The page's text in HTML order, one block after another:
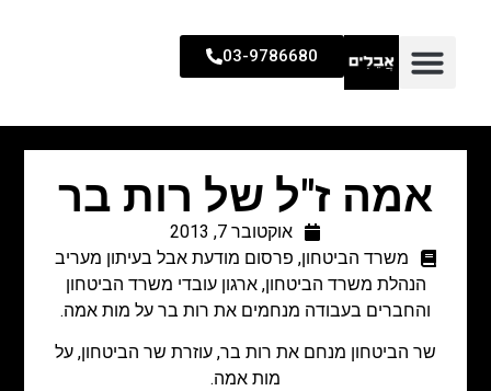
03-9786680
אמה ז"ל של רות בר
אוקטובר 7, 2013
משרד הביטחון, פרסום מודעת אבל בעיתון מעריב
הנהלת משרד הביטחון, ארגון עובדי משרד הביטחון
והחברים בעבודה מנחמים את רות בר על מות אמה.
שר הביטחון מנחם את רות בר, עוזרת שר הביטחון, על
מות אמה.